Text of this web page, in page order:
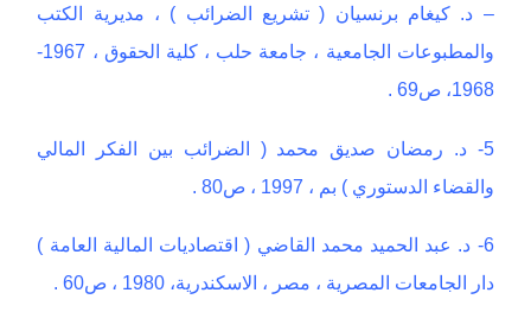
– د. كيغام برنسيان ( تشريع الضرائب ) ، مديرية الكتب
والمطبوعات الجامعية ، جامعة حلب ، كلية الحقوق ، 1967-
1968، ص69 .
5- د. رمضان صديق محمد ( الضرائب بين الفكر المالي
والقضاء الدستوري ) بم ، 1997 ، ص80 .
6- د. عبد الحميد محمد القاضي ( اقتصاديات المالية العامة )
دار الجامعات المصرية ، مصر ، الاسكندرية، 1980 ، ص60 .